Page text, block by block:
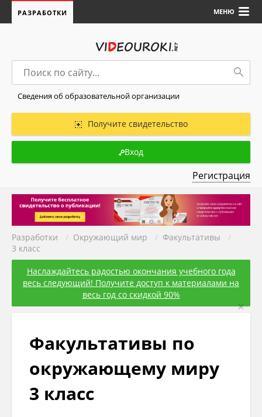
МЕНЮ
РАЗРАБОТКИ
Сведения об образовательной организации
Получите свидетельство
Вход
Регистрация
Разработки / Окружающий мир / Факультативы
/
3 класс
Наслаждайтесь радостью окончания учебного года
весь следующий! Получите доступ к материалами на
весь год со скидкой 90%
×
Факультативы по
окружающему миру
3 класс